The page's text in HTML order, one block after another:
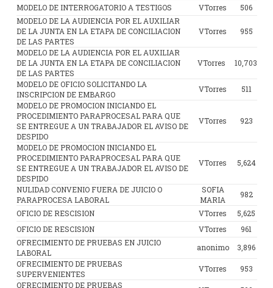
MODELO DE INTERROGATORIO A TESTIGOS
VTorres
506
MODELO DE LA AUDIENCIA POR EL AUXILIAR
DE LA JUNTA EN LA ETAPA DE CONCILIACION
DE LAS PARTES
VTorres 955
MODELO DE LA AUDIENCIA POR EL AUXILIAR
DE LA JUNTA EN LA ETAPA DE CONCILIACION
DE LAS PARTES
VTorres 10,703
MODELO DE OFICIO SOLICITANDO LA
INSCRIPCION DE EMBARGO
VTorres
511
MODELO DE PROMOCION INICIANDO EL
PROCEDIMIENTO PARAPROCESAL PARA QUE
SE ENTREGUE A UN TRABAJADOR EL AVISO DE
DESPIDO
VTorres 923
MODELO DE PROMOCION INICIANDO EL
PROCEDIMIENTO PARAPROCESAL PARA QUE
SE ENTREGUE A UN TRABAJADOR EL AVISO DE
DESPIDO
VTorres 5,624
NULIDAD CONVENIO FUERA DE JUICIO O
PARAPROCESA LABORAL
SOFIA
MARIA
982
OFICIO DE RESCISION
VTorres
5,625
OFICIO DE RESCISION
VTorres
961
OFRECIMIENTO DE PRUEBAS EN JUICIO
LABORAL
anonimo
3,896
OFRECIMIENTO DE PRUEBAS
SUPERVENIENTES
VTorres
953
OFRECIMIENTO DE PRUEBAS